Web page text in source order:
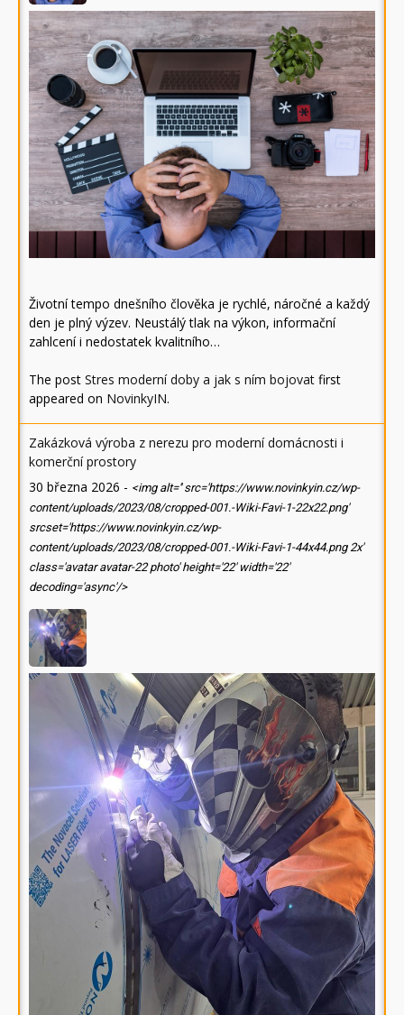
Životní tempo dnešního člověka je rychlé, náročné a každý
den je plný výzev. Neustálý tlak na výkon, informační
zahlcení i nedostatek kvalitního…
The post Stres moderní doby a jak s ním bojovat first
appeared on NovinkyIN.
Zakázková výroba z nerezu pro moderní domácnosti i
komerční prostory
30 března 2026 - <img alt='' src='https://www.novinkyin.cz/wp-
content/uploads/2023/08/cropped-001.-Wiki-Favi-1-22x22.png'
srcset='https://www.novinkyin.cz/wp-
content/uploads/2023/08/cropped-001.-Wiki-Favi-1-44x44.png 2x'
class='avatar avatar-22 photo' height='22' width='22'
decoding='async'/>